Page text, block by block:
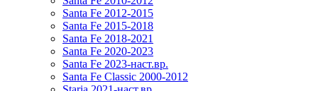
Santa Fe 2012-2015
Santa Fe 2015-2018
Santa Fe 2018-2021
Santa Fe 2020-2023
Santa Fe 2023-наст.вр.
Santa Fe Classic 2000-2012